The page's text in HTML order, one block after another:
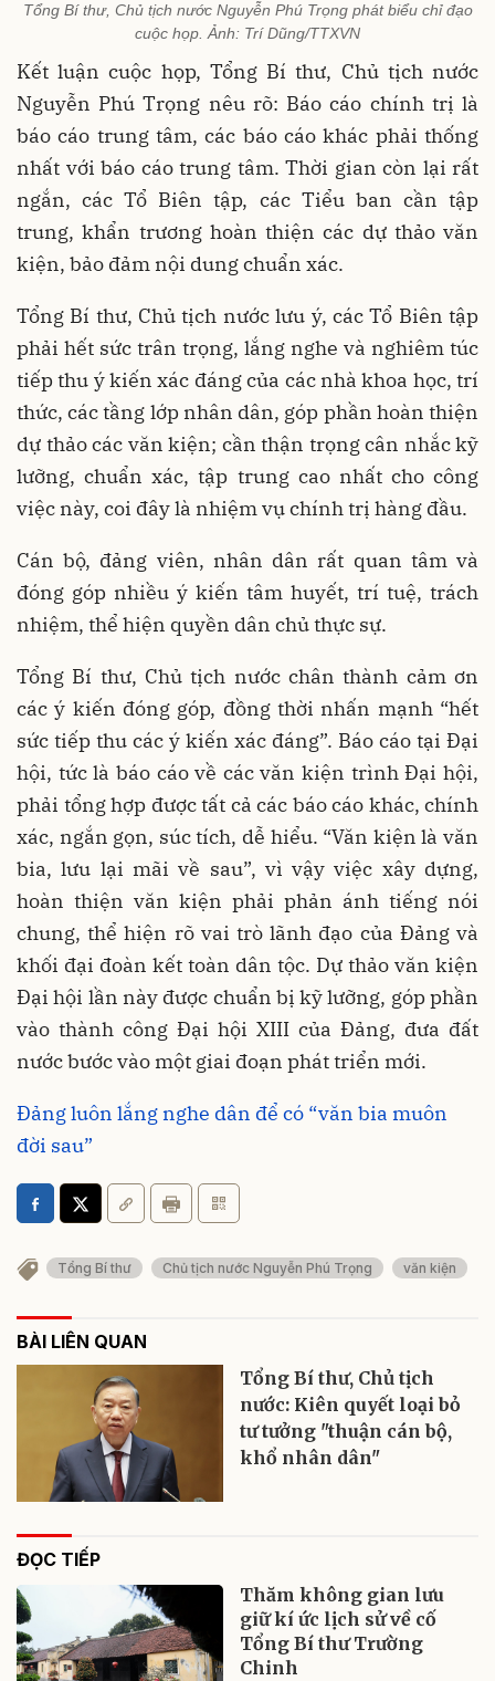
Tổng Bí thư, Chủ tịch nước Nguyễn Phú Trọng phát biểu chỉ đạo
cuộc họp. Ảnh: Trí Dũng/TTXVN
Kết luận cuộc họp, Tổng Bí thư, Chủ tịch nước
Nguyễn Phú Trọng nêu rõ: Báo cáo chính trị là
báo cáo trung tâm, các báo cáo khác phải thống
nhất với báo cáo trung tâm. Thời gian còn lại rất
ngắn, các Tổ Biên tập, các Tiểu ban cần tập
trung, khẩn trương hoàn thiện các dự thảo văn
kiện, bảo đảm nội dung chuẩn xác.
Tổng Bí thư, Chủ tịch nước lưu ý, các Tổ Biên tập
phải hết sức trân trọng, lắng nghe và nghiêm túc
tiếp thu ý kiến xác đáng của các nhà khoa học, trí
thức, các tầng lớp nhân dân, góp phần hoàn thiện
dự thảo các văn kiện; cần thận trọng cân nhắc kỹ
lưỡng, chuẩn xác, tập trung cao nhất cho công
việc này, coi đây là nhiệm vụ chính trị hàng đầu.
Cán bộ, đảng viên, nhân dân rất quan tâm và
đóng góp nhiều ý kiến tâm huyết, trí tuệ, trách
nhiệm, thể hiện quyền dân chủ thực sự.
Tổng Bí thư, Chủ tịch nước chân thành cảm ơn
các ý kiến đóng góp, đồng thời nhấn mạnh “hết
sức tiếp thu các ý kiến xác đáng”. Báo cáo tại Đại
hội, tức là báo cáo về các văn kiện trình Đại hội,
phải tổng hợp được tất cả các báo cáo khác, chính
xác, ngắn gọn, súc tích, dễ hiểu. “Văn kiện là văn
bia, lưu lại mãi về sau”, vì vậy việc xây dựng,
hoàn thiện văn kiện phải phản ánh tiếng nói
chung, thể hiện rõ vai trò lãnh đạo của Đảng và
khối đại đoàn kết toàn dân tộc. Dự thảo văn kiện
Đại hội lần này được chuẩn bị kỹ lưỡng, góp phần
vào thành công Đại hội XIII của Đảng, đưa đất
nước bước vào một giai đoạn phát triển mới.
Đảng luôn lắng nghe dân để có “văn bia muôn
đời sau”
Tổng Bí thư Chủ tịch nước Nguyễn Phú Trọng văn kiện
BÀI LIÊN QUAN
Tổng Bí thư, Chủ tịch
nước: Kiên quyết loại bỏ
tư tưởng "thuận cán bộ,
khổ nhân dân"
ĐỌC TIẾP
Thăm không gian lưu
giữ kí ức lịch sử về cố
Tổng Bí thư Trường
Chinh